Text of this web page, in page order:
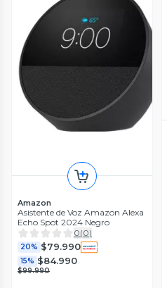
Amazon
Asistente de Voz Amazon Alexa
Echo Spot 2024 Negro
0(0)
20% $79.990
15% $84.990
$99.990